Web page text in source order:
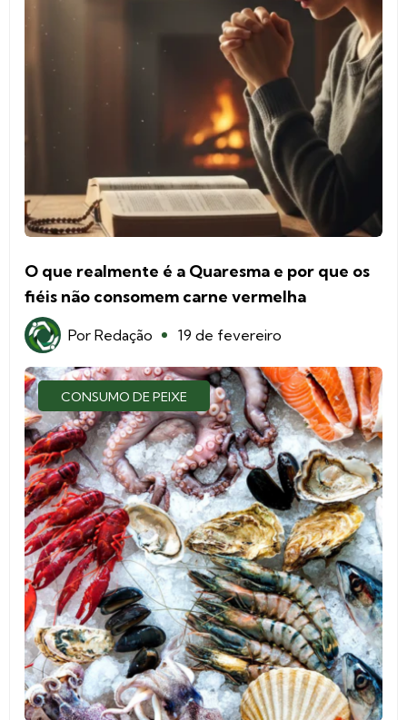
O que realmente é a Quaresma e por que os
fiéis não consomem carne vermelha
Por Redação 19 de fevereiro
CONSUMO DE PEIXE